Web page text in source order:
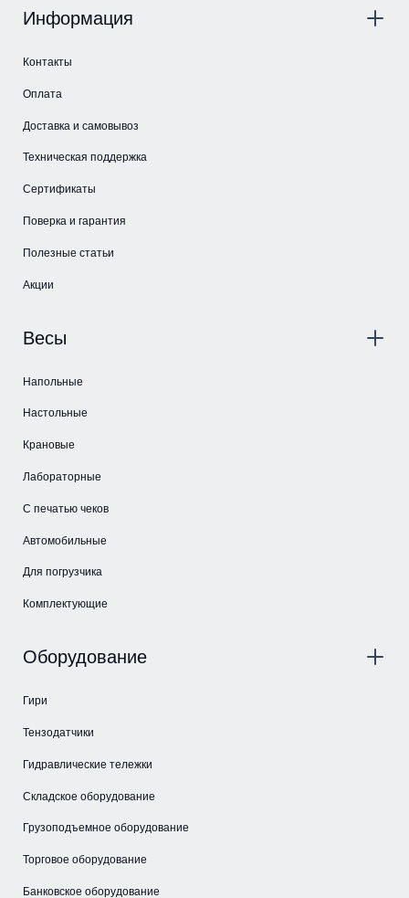
Информация
Контакты
Оплата
Доставка и самовывоз
Техническая поддержка
Сертификаты
Поверка и гарантия
Полезные статьи
Акции
Весы
Напольные
Настольные
Крановые
Лабораторные
С печатью чеков
Автомобильные
Для погрузчика
Комплектующие
Оборудование
Гири
Тензодатчики
Гидравлические тележки
Складское оборудование
Грузоподъемное оборудование
Торговое оборудование
Банковское оборудование